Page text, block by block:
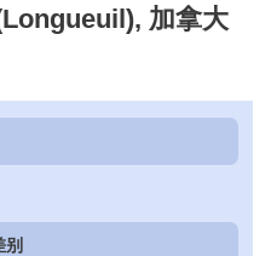
加拿大